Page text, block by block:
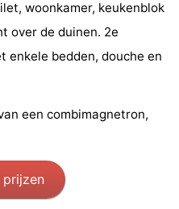
woonkamer, keukenblok
over de duinen. 2e
enkele bedden, douche en
een combimagnetron,